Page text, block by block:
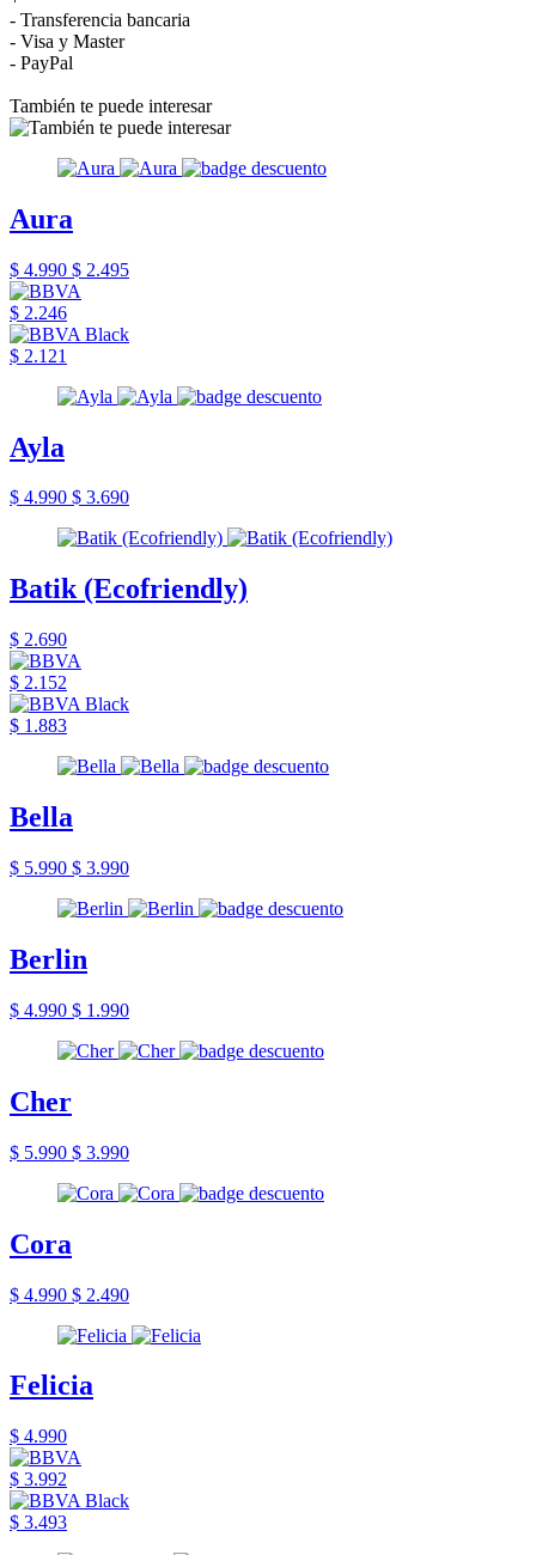
- Transferencia bancaria
- Visa y Master
- PayPal
También te puede interesar
Aura
$ 4.990 $ 2.495
$ 2.246
$ 2.121
Ayla
$ 4.990 $ 3.690
Batik (Ecofriendly)
$ 2.690
$ 2.152
$ 1.883
Bella
$ 5.990 $ 3.990
Berlin
$ 4.990 $ 1.990
Cher
$ 5.990 $ 3.990
Cora
$ 4.990 $ 2.490
Felicia
$ 4.990
$ 3.992
$ 3.493